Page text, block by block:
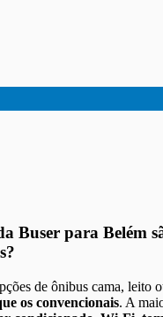
Buser para Belém
?
de ônibus cama, leito
os convencionais. A